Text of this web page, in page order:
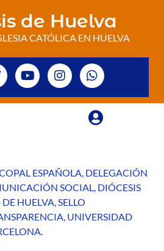
de Huelva
CATÓLICA EN HUELVA
ESPAÑOLA, DELEGACIÓN
SOCIAL, DIÓCESIS
HUELVA,SELLO
, UNIVERSIDAD
.